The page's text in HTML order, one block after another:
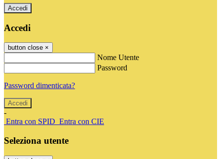
Accedi
Accedi
button close ×
Nome Utente
Password
Password dimenticata?
-
Entra con SPID Entra con CIE
Seleziona utente